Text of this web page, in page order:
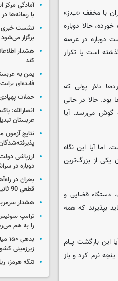
با مخفف «ب.ز»
حالا دوباره
دوباره در عرصه
است یا تکرار
دلار پولی که
حالا در حالی
گوش می‌رسد. آیا
اما آیا این نگاه
یکی از بزرگ‌ترین
دستگاه قضایی و
بپذیرند که همه
این بازگشت پیام
نرم کرد و باز
آمادگی مرکز
با رسانه‌ها
نشست خبری
برگزار می‌شود
هشدار
کند
یمن به
فایده‌ای
حملات
انصارالله:
عربستان
نتایج
پذیرفته‌شدگان از ۱۹
ارزپاشی
دوباره در
بحران در
قطعی 90 ثانیه‌ای برق
هشدار
ترامپ سوئیس
را به هم
زیرزمینی
تنگه هرمز،